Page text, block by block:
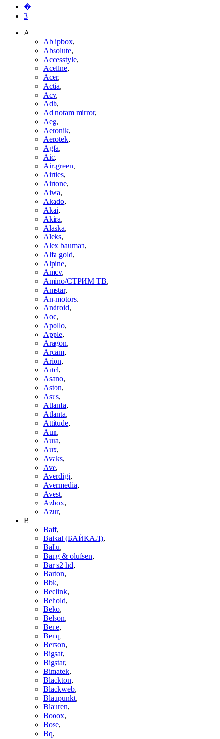
�
3
A
Ab ipbox,
Absolute,
Accesstyle,
Aceline,
Acer,
Actia,
Acv,
Adb,
Ad notam mirror,
Aeg,
Aeronik,
Aerotek,
Agfa,
Aic,
Air-green,
Airties,
Airtone,
Aiwa,
Akado,
Akai,
Akira,
Alaska,
Aleks,
Alex bauman,
Alfa gold,
Alpine,
Amcv,
Amino/СТРИМ ТВ,
Amstar,
An-motors,
Android,
Aoc,
Apollo,
Apple,
Aragon,
Arcam,
Arion,
Artel,
Asano,
Aston,
Asus,
Atlanfa,
Atlanta,
Attitude,
Aun,
Aura,
Aux,
Avaks,
Ave,
Averdigi,
Avermedia,
Avest,
Azbox,
Azur,
B
Baff,
Baikal (БАЙКАЛ),
Ballu,
Bang & olufsen,
Bar s2 hd,
Barton,
Bbk,
Beelink,
Behold,
Beko,
Belson,
Bene,
Benq,
Berson,
Bigsat,
Bigstar,
Bimatek,
Blackton,
Blackweb,
Blaupunkt,
Blauren,
Booox,
Bose,
Bq,